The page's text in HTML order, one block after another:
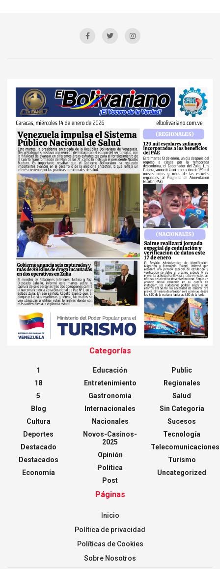
Categorías
1
18
5
Blog
Cultura
Deportes
Destacado
Destacados
Economía
Educación
Entretenimiento
Gastronomia
Internacionales
Nacionales
Novos-Casinos-
2025
Opinión
Política
Post
Public
Regionales
Salud
Sin Categoría
Sucesos
Tecnología
Telecomunicaciones
Turismo
Uncategorized
Páginas
Inicio
Política de privacidad
Políticas de Cookies
Sobre Nosotros